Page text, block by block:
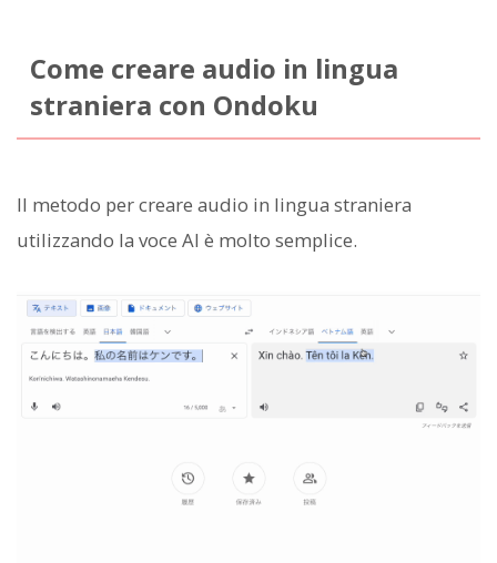
Come creare audio in lingua
straniera con Ondoku
Il metodo per creare audio in lingua straniera
utilizzando la voce AI è molto semplice.